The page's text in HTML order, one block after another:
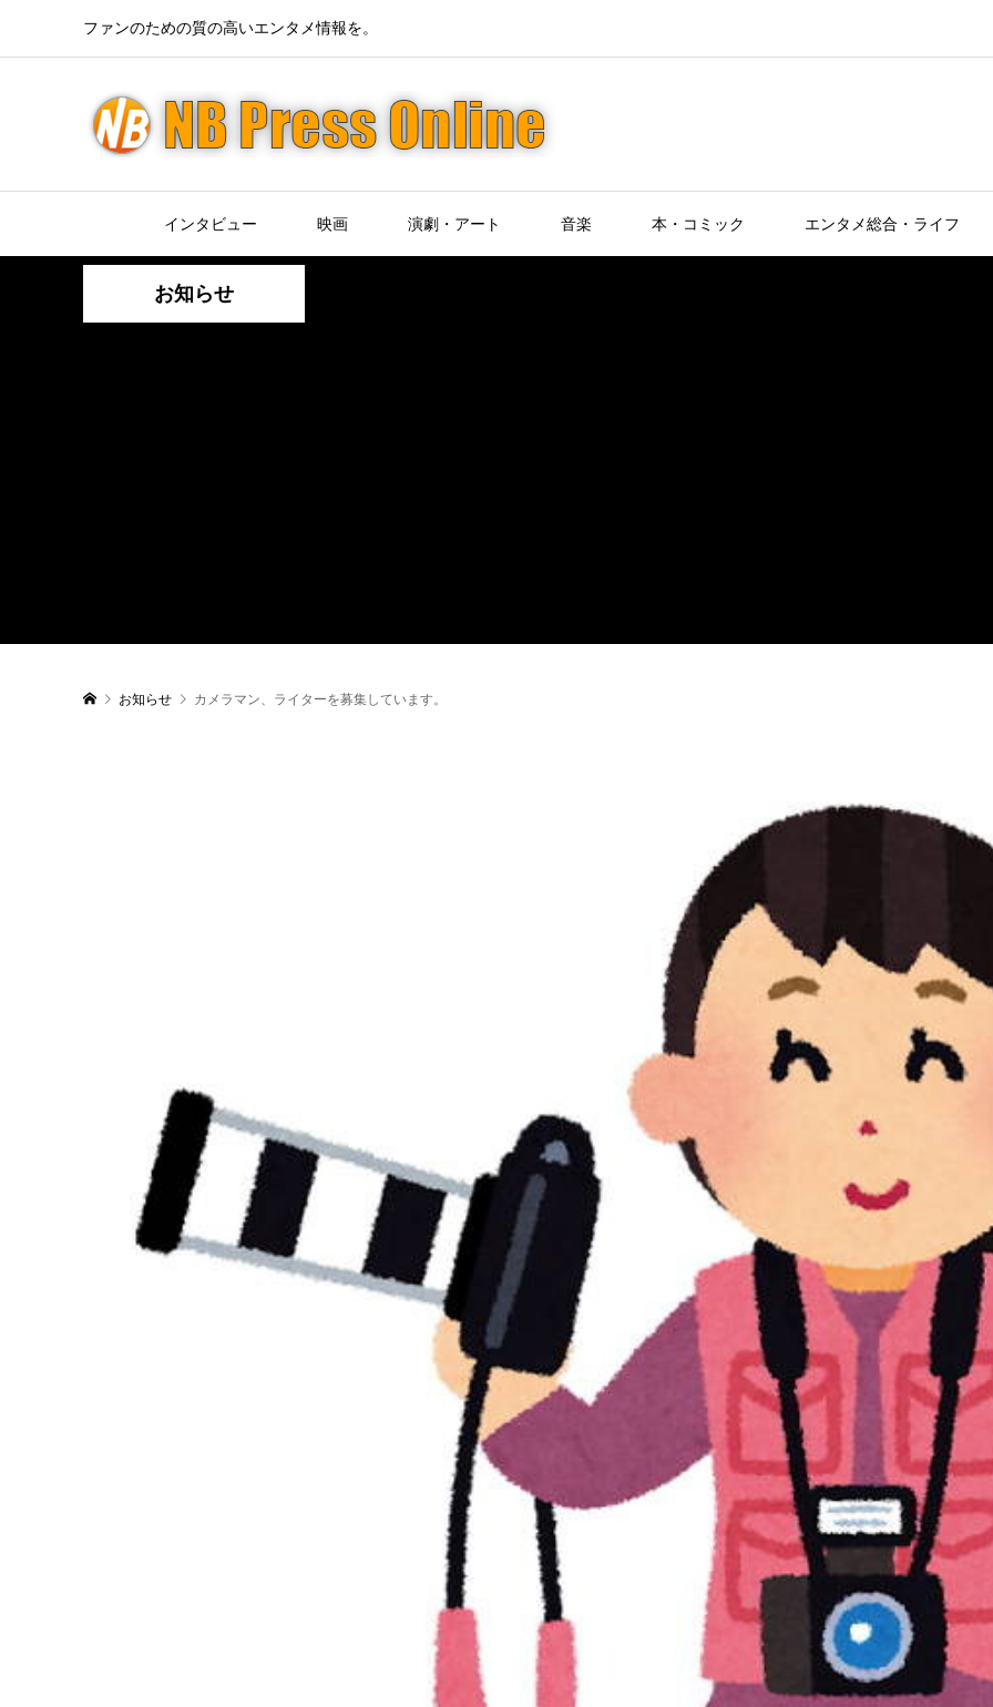
ファンのための質の高いエンタメ情報を。
インタビュー 映画 演劇・アート 音楽 本・コミック エンタメ総合・ライフ
お知らせ
お知らせ カメラマン、ライターを募集しています。